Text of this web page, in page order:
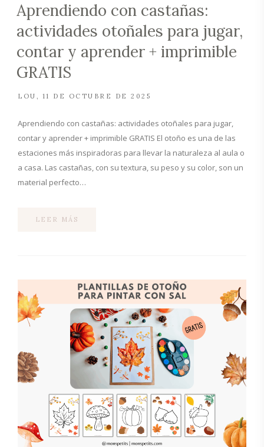
Aprendiendo con castañas:
actividades otoñales para jugar,
contar y aprender + imprimible
GRATIS
LOU 11 DE OCTUBRE DE 2025
Aprendiendo con castañas: actividades otoñales para jugar,
contar y aprender + imprimible GRATIS El otoño es una de las
estaciones más inspiradoras para llevar la naturaleza al aula o
a casa. Las castañas, con su textura, su peso y su color, son un
material perfecto…
LEER MÁS